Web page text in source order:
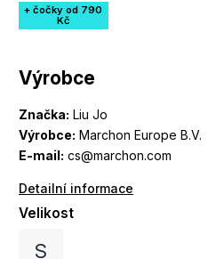
Výrobce
Značka: Liu Jo
Výrobce: Marchon Europe B.V.
E-mail: cs@marchon.com
Detailní informace
+ čočky od 790
Kč
Velikost
S